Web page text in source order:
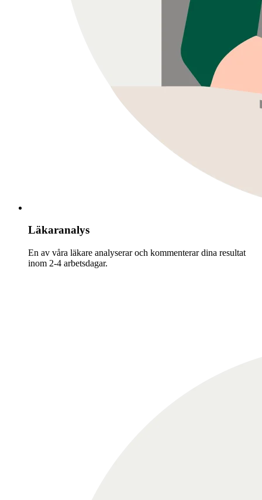
Läkaranalys
En av våra läkare analyserar och kommenterar dina resultat
inom 2-4 arbetsdagar.